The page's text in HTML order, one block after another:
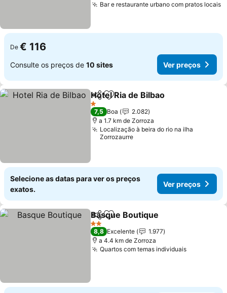
Bar e restaurante urbano com pratos locais
De € 116
Consulte os preços de 10 sites Ver preços
PartilharAdicionar aos favoritos
Hotel Ria de Bilbao
1 Estrelas
7,5 Boa
2.082
a 1.7 km de Zorroza
Localização à beira do rio na ilha
Zorrozaurre
Selecione as datas para ver os preços
exatos.
Ver preços
PartilharAdicionar aos favoritos
Basque Boutique
2 Estrelas
8,8 Excelente
1.977
a 4.4 km de Zorroza
Quartos com temas individuais